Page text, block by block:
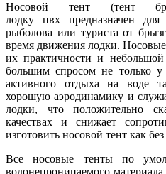
Носовой тент (тент
лодкупвх предназначен
рыболова или туриста от
время движения лодки.
их практичности и
большим спросом не только
активного отдыха на воде
хорошую аэродинамику и
лодки, что положительно
качествах и снижает
изготовить носовой тент как
Все носовые тенты по